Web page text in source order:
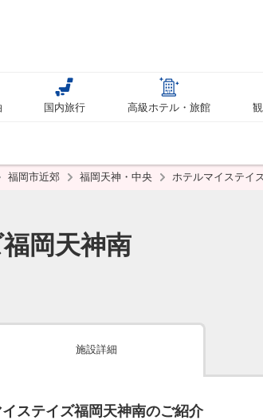
国内旅行 高級ホテル・旅館
福岡市近郊 福岡天神・中央 ホテルマイステイ
岡天神南
施設詳細
ステイズ福岡天神南のご紹介